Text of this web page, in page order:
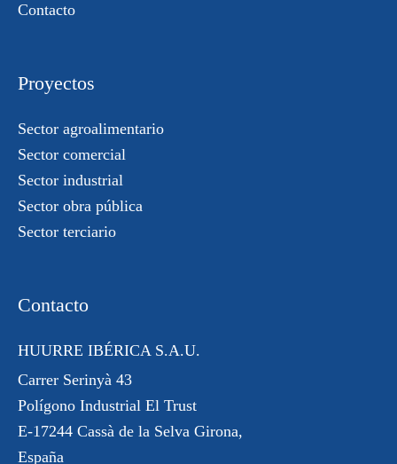
Contacto
Proyectos
Sector agroalimentario
Sector comercial
Sector industrial
Sector obra pública
Sector terciario
Contacto
HUURRE IBÉRICA S.A.U.
Carrer Serinyà 43
Polígono Industrial El Trust
E-17244 Cassà de la Selva Girona,
España